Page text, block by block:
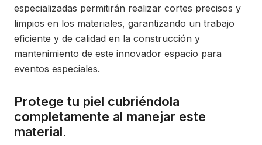
especializadas permitirán realizar cortes precisos y
limpios en los materiales, garantizando un trabajo
eficiente y de calidad en la construcción y
mantenimiento de este innovador espacio para
eventos especiales.
Protege tu piel cubriéndola
completamente al manejar este
material.